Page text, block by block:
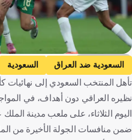
Getty Images
السعودية ضد العراق السعودية
التصفيات المؤهلة لكأس العالم - آسيا
العراق
كرة قدم
نظيره العراقي دون أهداف، في
اليوم الثلاثاء، على ملعب مدينة
ضمن منافسات الجولة الأخيرة من